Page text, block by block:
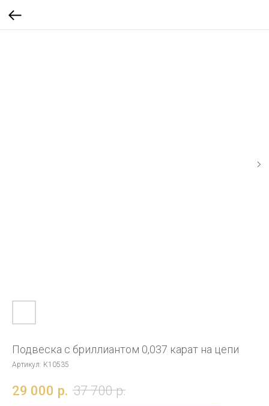
Подвеска с бриллиантом 0,037 карат на цепи
Артикул: К10535
29 000 р. 37 700 р.